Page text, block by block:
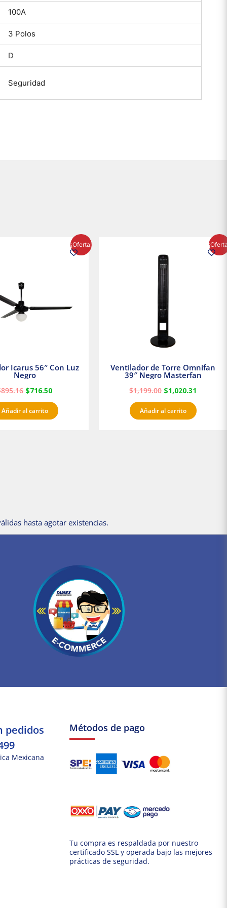
100A
3 Polos
D
Seguridad
¡Oferta!
Icarus 56″ Con Luz
Negro
895.16 $716.50
precio
actual
Añadir al carrito
Ventilador de Torre Omnifan
39″ Negro Masterfan
$1,199.00
original
era:
$1,199.00.
$1,020.31
precio
actual
Añadir al carrito
hasta agotar existencias.
pedidos
Mexicana
Métodos de pago
Tu compra es respaldada por nuestro
certificado SSL y operada bajo las mejores
prácticas de seguridad.